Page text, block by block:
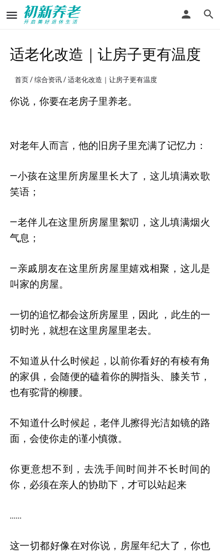
适老化改造｜让房子更有温度
首页/综合资讯/ 适老化改造｜让房子更有温度
你说，你要在老房子里养老。
对老年人而言，他的旧房子里充满了记忆力：
—小孩在这里所房屋里长大了，这儿填满欢歌
笑语；
—老伴儿在这里所房屋里絮叨，这儿填满烟火
气息；
—亲戚朋友在这里所房屋里嬉戏相聚，这儿是
叫家的房屋。
一切的追忆都会这所房屋里，因此 ，此生的一
切时光，就想在这里房屋里老去。
不知道从什么时候起，以前你看好的有棱有角
的家俱，会随便的磕着你的脚指头、膝关节，
也有驼背的柳腰。
不知道什么时候起，老伴儿擦得光洁如镜的路
面，会使你走的谨小慎微。
你更意想不到，去洗手间时间并不长时间的
你，必须在亲人的协助下，才可以站起来
……
这一切都好像在对你说，房屋年纪大了，你也